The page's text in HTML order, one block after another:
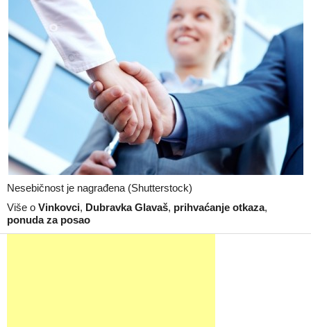
Nesebičnost je nagrađena (Shutterstock)
Više o Vinkovci, Dubravka Glavaš, prihvaćanje otkaza,
ponuda za posao